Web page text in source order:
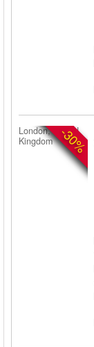
-30%
London, United
Kingdom